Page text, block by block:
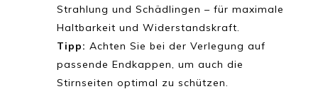
Strahlung und Schädlingen – für maximale
Haltbarkeit und Widerstandskraft.
Tipp: Achten Sie bei der Verlegung auf
passende Endkappen, um auch die
Stirnseiten optimal zu schützen.